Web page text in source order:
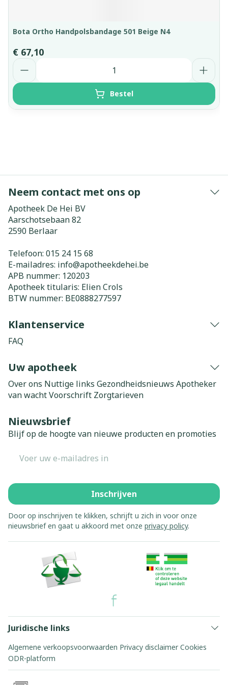
Bota Ortho Handpolsbandage 501 Beige N4
€ 67,10
Aantal
Bestel
Neem contact met ons op
Apotheek De Hei BV
Aarschotsebaan 82
2590 Berlaar
Telefoon: 015 24 15 68
E-mailadres: info@apotheekdehei.be
APB nummer: 120203
Apotheek titularis: Elien Crols
BTW nummer: BE0888277597
Klantenservice
FAQ
Uw apotheek
Over ons Nuttige links Gezondheidsnieuws Apotheker
van wachtVoorschrift Zorgtarieven
Nieuwsbrief
Blijf op de hoogte van nieuwe producten en promoties
Inschrijven
Door op inschrijven te klikken, schrijft u zich in voor onze
nieuwsbrief en gaat u akkoord met onze privacy policy.
Juridische links
Algemene verkoopsvoorwaarden Privacy disclaimer Cookies
ODR-platform